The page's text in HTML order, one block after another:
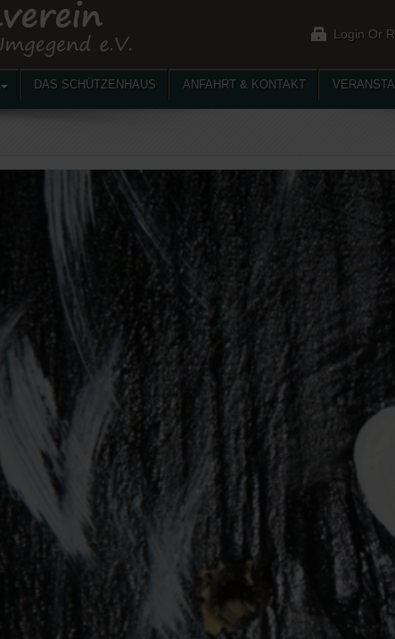
Login Or
DAS SCHÜTZENHAUS ANFAHRT & KONTAKT